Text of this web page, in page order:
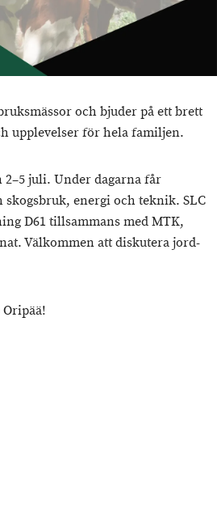
och bjuder på ett brett
upplevelser för hela familjen.
2–5 juli. Under dagarna får
energi och teknik. SLC
D61 tillsammans med MTK,
Välkommen att diskutera jord-